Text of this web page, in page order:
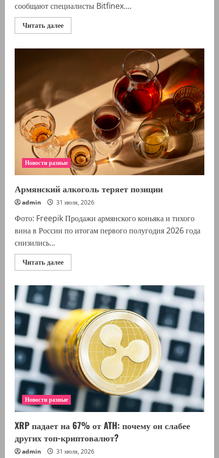
сообщают специалисты Bitfinex....
Читать далееПрочитать
больше
Новости разные
Армянский алкоголь теряет позиции
admin 31 июля, 2026
Фото: Freepik Продажи армянского коньяка и тихого
вина в России по итогам первого полугодия 2026 года
снизились...
Читать далееПрочитать
больше
алкоголь
теряет
позиции
Новости разные
XRP падает на 67% от ATH: почему он слабее
других топ-криптовалют?
admin 31 июля, 2026